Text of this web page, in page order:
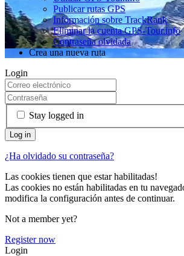
Publicar rutas GPS
Información sobre TrackRank
Eliminar la cuenta GPS-Tour.info
Contraseña olvidada
Crea una nueva ruta
Login
Stay logged in
¿Ha olvidado su contraseña?
Las cookies tienen que estar habilitadas!
Las cookies no están habilitadas en tu
modifica la configuración antes de continuar.
Not a member yet?
Register now
Login